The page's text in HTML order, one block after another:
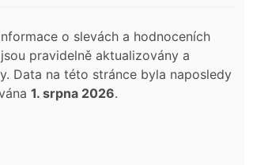
o slevách a hodnoceních
pravidelně aktualizovány a
Data na této stránce byla naposledy
1. srpna 2026.